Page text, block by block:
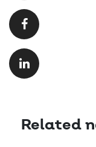
Related